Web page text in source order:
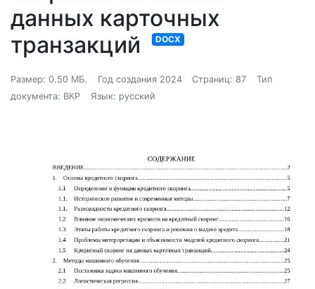
данных карточных
транзакций
DOCX
Размер: 0.50 МБ. Год создания 2024 Страниц: 87
Тип
документа: ВКР
Язык: русский